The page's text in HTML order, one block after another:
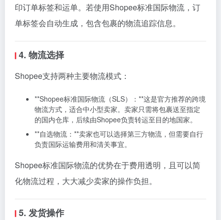
印订单标签和运单。若使用Shopee标准国际物流，订
单标签会自动生成，包含包裹的物流追踪信息。
4. 物流选择
Shopee支持两种主要物流模式：
**Shopee标准国际物流（SLS）：**这是官方推荐的跨境
物流方式，适合中小型卖家。卖家只需将包裹送至指定
的国内仓库，后续由Shopee负责转运至目的地国家。
**自选物流：**卖家也可以选择第三方物流，但需要自行
负责国际运输费用和清关事宜。
Shopee标准国际物流的优势在于费用透明，且可以简
化物流过程，大大减少卖家的操作负担。
5. 发货操作